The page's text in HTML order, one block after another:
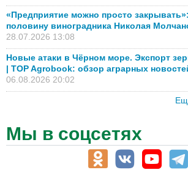
«Предприятие можно просто
половину виноградника Николая
28.07.2026 13:08
Новые атаки в Чёрном море. Экспорт
| TOP Agrobook: обзор аграрных
06.08.2026 20:02
Мы в соцсетях